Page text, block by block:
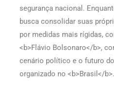
segurança nacional.
busca consolidar suas
por medidas mais rígidas,
<b>Flávio Bolsonaro</b>,
cenário político e o futuro
organizado no <b>Brasil</b>.